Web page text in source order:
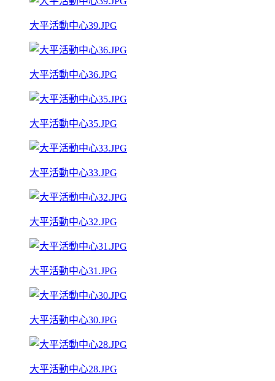
大平活動中心39.JPG
大平活動中心36.JPG
大平活動中心35.JPG
大平活動中心33.JPG
大平活動中心32.JPG
大平活動中心31.JPG
大平活動中心30.JPG
大平活動中心28.JPG